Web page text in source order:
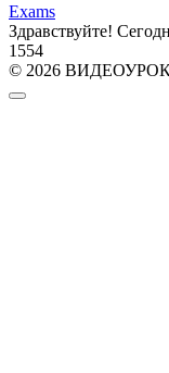
Exams
Здравствуйте!
1 554
© 2026